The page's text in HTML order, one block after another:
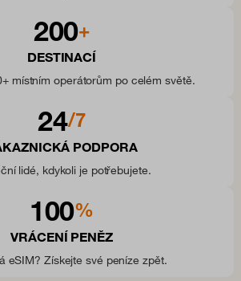
200+
DESTINACÍ
místním operátorům po celém světě.
24/7
PODPORA
lidé, kdykoli je potřebujete.
100%
VRÁCENÍ PENĚZ
eSIM? Získejte své peníze zpět.